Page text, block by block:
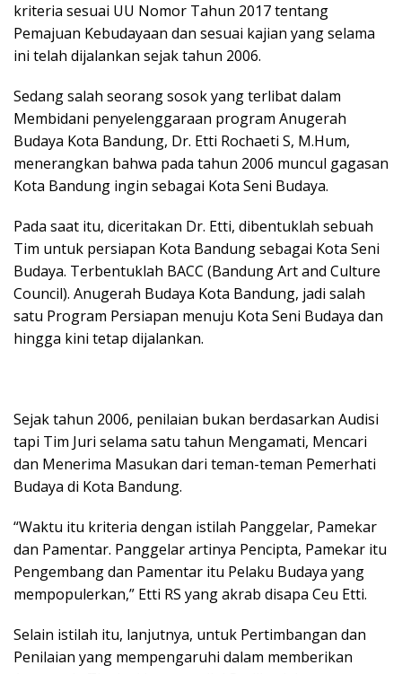
kriteria sesuai UU Nomor Tahun 2017 tentang
Pemajuan Kebudayaan dan sesuai kajian yang selama
ini telah dijalankan sejak tahun 2006.
Sedang salah seorang sosok yang terlibat dalam
Membidani penyelenggaraan program Anugerah
Budaya Kota Bandung, Dr. Etti Rochaeti S, M.Hum,
menerangkan bahwa pada tahun 2006 muncul gagasan
Kota Bandung ingin sebagai Kota Seni Budaya.
Pada saat itu, diceritakan Dr. Etti, dibentuklah sebuah
Tim untuk persiapan Kota Bandung sebagai Kota Seni
Budaya. Terbentuklah BACC (Bandung Art and Culture
Council). Anugerah Budaya Kota Bandung, jadi salah
satu Program Persiapan menuju Kota Seni Budaya dan
hingga kini tetap dijalankan.
Sejak tahun 2006, penilaian bukan berdasarkan Audisi
tapi Tim Juri selama satu tahun Mengamati, Mencari
dan Menerima Masukan dari teman-teman Pemerhati
Budaya di Kota Bandung.
“Waktu itu kriteria dengan istilah Panggelar, Pamekar
dan Pamentar. Panggelar artinya Pencipta, Pamekar itu
Pengembang dan Pamentar itu Pelaku Budaya yang
mempopulerkan,” Etti RS yang akrab disapa Ceu Etti.
Selain istilah itu, lanjutnya, untuk Pertimbangan dan
Penilaian yang mempengaruhi dalam memberikan